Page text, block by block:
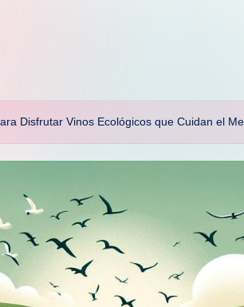
Disfrutar Vinos Ecológicos que Cuidan el